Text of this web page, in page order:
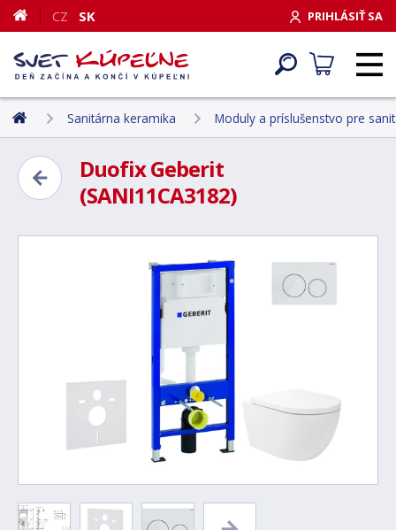
PRIHLÁSIŤ SA
CZ SK
Sanitárna keramika Moduly a príslušenstvo pre
Duofix Geberit
(SANI11CA3182)